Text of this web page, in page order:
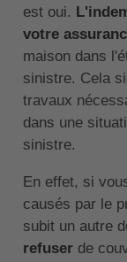
est oui.
votre
maison dans
sinistre. Cela
travaux
dans une
sinistre.
En effet, si
causés par le
subit un autre
refuser de